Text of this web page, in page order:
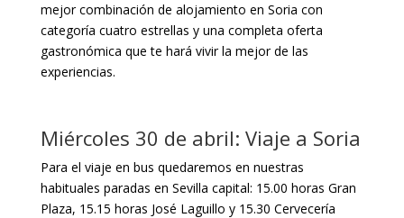
mejor combinación de alojamiento en Soria con
categoría cuatro estrellas y una completa oferta
gastronómica que te hará vivir la mejor de las
experiencias.
Miércoles 30 de abril: Viaje a Soria
Para el viaje en bus quedaremos en nuestras
habituales paradas en Sevilla capital: 15.00 horas Gran
Plaza, 15.15 horas José Laguillo y 15.30 Cervecería